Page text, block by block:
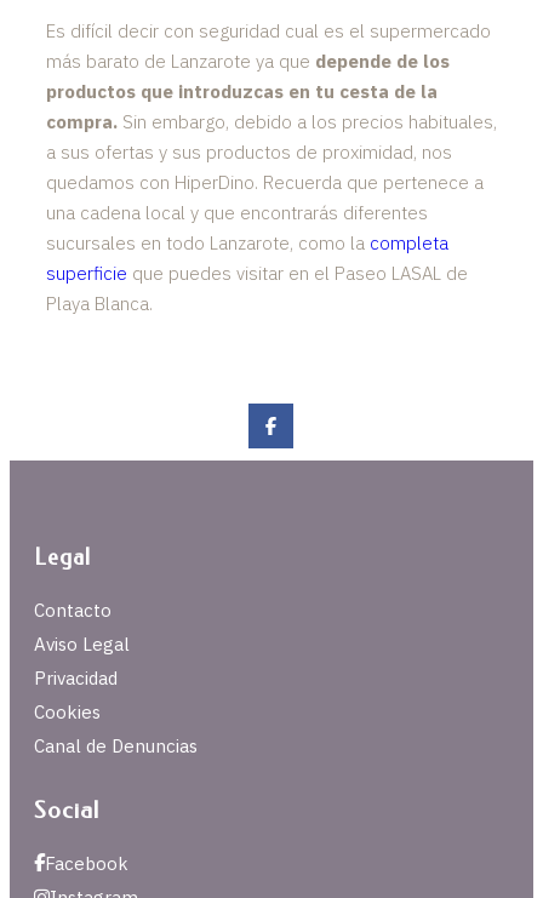
Es difícil decir con seguridad cual es el supermercado
más barato de Lanzarote ya que depende de los
productos que introduzcas en tu cesta de la
compra. Sin embargo, debido a los precios habituales,
a sus ofertas y sus productos de proximidad, nos
quedamos con HiperDino. Recuerda que pertenece a
una cadena local y que encontrarás diferentes
sucursales en todo Lanzarote, como la completa
superficie que puedes visitar en el Paseo LASAL de
Playa Blanca.
Legal
Contacto
Aviso Legal
Privacidad
Cookies
Canal de Denuncias
Social
Facebook